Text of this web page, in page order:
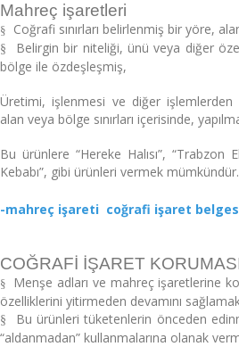
Mahreç işaretleri
§ Coğrafi sınırları belirlenmiş bir yöre,
§
Belirgin bir niteliği, ünü veya diğer
bölge ile özdeşleşmiş,
Üretimi, işlenmesi ve diğer işlemlerden
alan veya bölge sınırları içerisinde,
Bu ürünlere “Hereke Halısı”, “Trabzon
Kebabı”, gibi ürünleri vermek mümkündür.
-mahreç işareti coğrafi işaret
COĞRAFİ İŞARET
§
Menşe adları ve mahreç işaretlerine
özelliklerini yitirmeden devamını
§
Bu ürünleri tüketenlerin önceden
“aldanmadan” kullanmalarına olanak